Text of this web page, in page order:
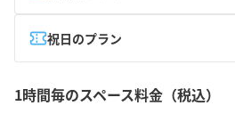
祝日のプラン
1時間毎のスペース料金（税込）